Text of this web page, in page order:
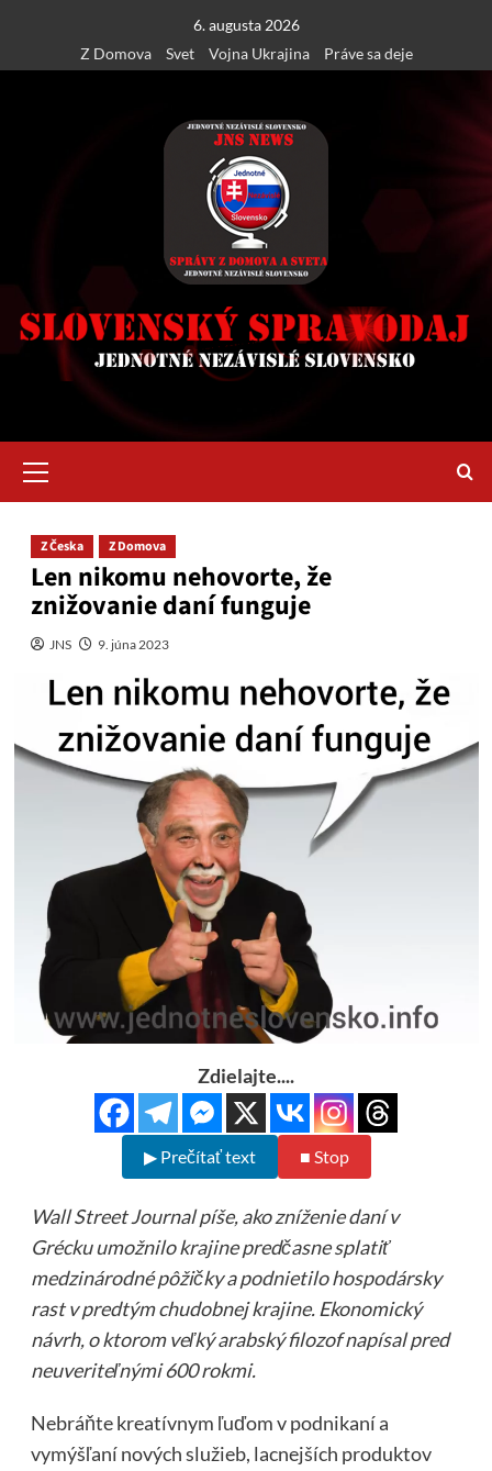
content
6. augusta 2026
Z Domova
Svet Vojna Ukrajina Práve sa deje
Menu
Z Česka Z Domova
Len nikomu nehovorte, že
znižovanie daní funguje
JNS 9. júna 2023
Zdielajte....
▶ Prečítať text ■ Stop
Wall Street Journal píše, ako zníženie daní v
Grécku umožnilo krajine predčasne splatiť
medzinárodné pôžičky a podnietilo hospodársky
rast v predtým chudobnej krajine. Ekonomický
návrh, o ktorom veľký arabský filozof napísal pred
neuveriteľnými 600 rokmi.
Nebráňte kreatívnym ľuďom v podnikaní a
vymýšľaní nových služieb, lacnejších produktov